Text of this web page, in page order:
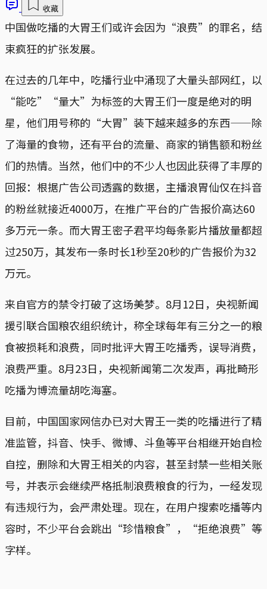
收藏
中国做吃播的大胃王们或许会因为“浪费”的罪名，结
束疯狂的扩张发展。
在过去的几年中，吃播行业中涌现了大量头部网红，以
“能吃”“量大”为标签的大胃王们一度是绝对的明
星，他们用号称的“大胃”装下越来越多的东西——除
了海量的食物，还有平台的流量、商家的销售额和粉丝
们的热情。当然，他们中的不少人也因此获得了丰厚的
回报：根据广告公司透露的数据，主播浪胃仙仅在抖音
的粉丝就接近4000万，在推广平台的广告报价高达60
多万元一条。而大胃王密子君平均每条影片播放量都超
过250万，其发布一条时长1秒至20秒的广告报价为32
万元。
来自官方的禁令打破了这场美梦。8月12日，央视新闻
援引联合国粮农组织统计，称全球每年有三分之一的粮
食被损耗和浪费，同时批评大胃王吃播秀，误导消费，
浪费严重。8月23日，央视新闻第二次发声，再批畸形
吃播为博流量胡吃海塞。
目前，中国国家网信办已对大胃王一类的吃播进行了精
准监管，抖音、快手、微博、斗鱼等平台相继开始自检
自控，删除和大胃王相关的内容，甚至封禁一些相关账
号，并表示会继续严格抵制浪费粮食的行为，一经发现
有违规行为，会严肃处理。现在，在用户搜索吃播等内
容时，不少平台会跳出“珍惜粮食”，“拒绝浪费”等
字样。